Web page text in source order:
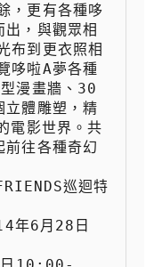
，更有各種哆
出，與觀眾相
布到更衣照相
哆啦A夢各種
漫畫牆、30
立體雕塑，精
電影世界。共
前往各種奇幻